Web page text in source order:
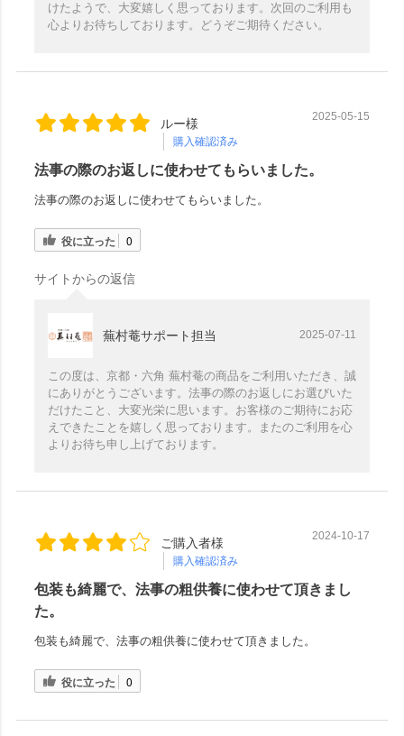
けたようで、大変嬉しく思っております。次回のご利用も
心よりお待ちしております。どうぞご期待ください。
ルー様
購入確認済み
2025-05-15
法事の際のお返しに使わせてもらいました。
法事の際のお返しに使わせてもらいました。
役に立った 0
サイトからの返信
蕪村菴サポート担当 2025-07-11
この度は、京都・六角 蕪村菴の商品をご利用いただき、誠
にありがとうございます。法事の際のお返しにお選びいた
だけたこと、大変光栄に思います。お客様のご期待にお応
えできたことを嬉しく思っております。またのご利用を心
よりお待ち申し上げております。
ご購入者様
購入確認済み
2024-10-17
包装も綺麗で、法事の粗供養に使わせて頂きまし
た。
包装も綺麗で、法事の粗供養に使わせて頂きました。
役に立った 0